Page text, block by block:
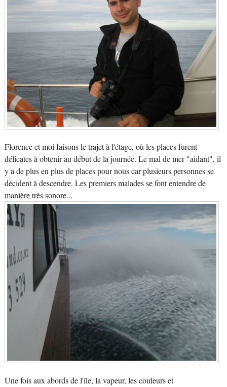
Florence et moi faisons le trajet à l'étage, où les places furent
délicates à obtenir au début de la journée. Le mal de mer "aidant", il
y a de plus en plus de places pour nous car plusieurs personnes se
décident à descendre. Les premiers malades se font entendre de
manière très sonore...
Une fois aux abords de l'île, la vapeur, les couleurs et